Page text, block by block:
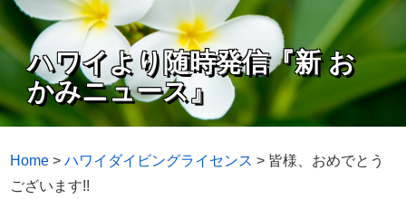
ハワイより随時発信『新 お
かみニュース』
Home >ハワイダイビングライセンス > 皆様、おめでとう
ございます!!